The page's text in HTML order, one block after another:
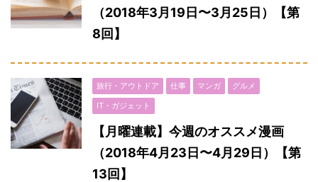
（2018年3月19日〜3月25日）【第
8回】
旅行・アウトドア 仕事 マンガ
グルメ
IT・ガジェット
【月曜連載】今週のオススメ漫画
（2018年4月23日〜4月29日）【第
13回】